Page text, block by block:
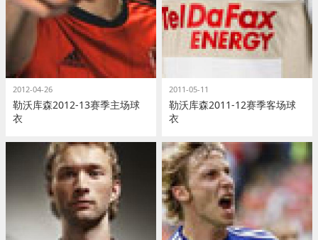
2012-04-26
勒沃库森2012-13赛季主场球
衣
2011-05-11
勒沃库森2011-12赛季客场球
衣